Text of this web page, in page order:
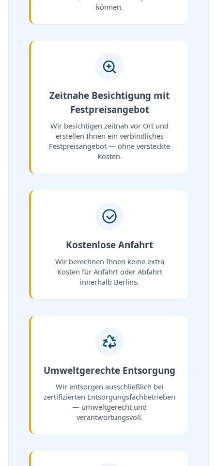
können.
Zeitnahe Besichtigung mit
Festpreisangebot
Wir besichtigen zeitnah vor Ort und
erstellen Ihnen ein verbindliches
Festpreisangebot — ohne versteckte
Kosten.
Kostenlose Anfahrt
Wir berechnen Ihnen keine extra
Kosten für Anfahrt oder Abfahrt
innerhalb Berlins.
Umweltgerechte Entsorgung
Wir entsorgen ausschließlich bei
zertifizierten Entsorgungsfachbetrieben
— umweltgerecht und
verantwortungsvoll.